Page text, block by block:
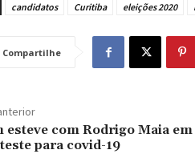
candidatos Curitiba eleições 2020
Compartilhe
esteve com Rodrigo Maia
para covid-19